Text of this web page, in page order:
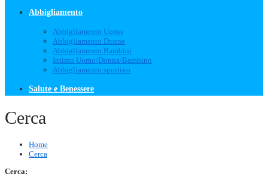
Abbigliamento
Abbigliamento Uomo
Abbigliamento Donna
Abbigliamento Bambini
Intimo Uomo/Donna/Bambino
Abbigliamento sportivo
Salute e Benessere
Cerca
Home
Cerca
Cerca: